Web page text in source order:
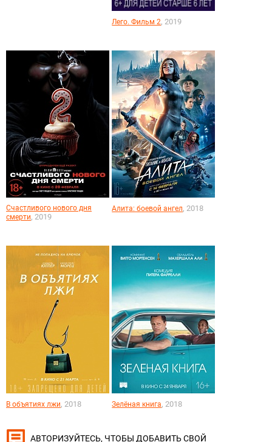
Лего. Фильм 2, 2019
Счастливого нового дня
смерти, 2019
Алита: боевой ангел, 2018
В объятиях лжи, 2018 Зелёная книга, 2018
АВТОРИЗУЙТЕСЬ, ЧТОБЫ ДОБАВИТЬ СВОЙ